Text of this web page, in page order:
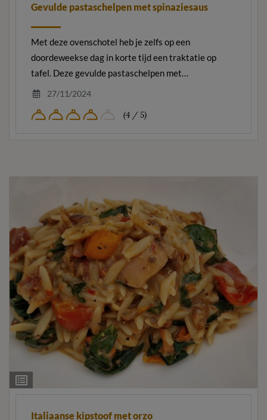
Gevulde pastaschelpen met spinaziesaus
Met deze ovenschotel heb je zelfs op een
doordeweekse dag in korte tijd een traktatie op
tafel. Deze gevulde pastaschelpen met…
27/11/2024
(4 / 5)
Ingrediëntenlijst
Italiaanse kipstoof met orzo